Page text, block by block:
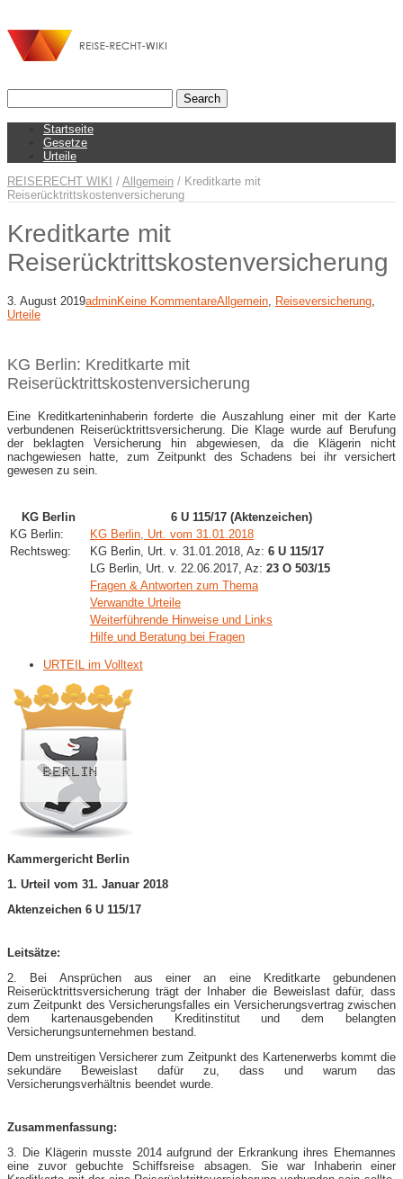
Startseite
Gesetze
Urteile
REISERECHT WIKI / Allgemein / Kreditkarte mit
Reiserücktrittskostenversicherung
Kreditkarte mit
Reiserücktrittskostenversicherung
3. August 2019adminKeine KommentareAllgemein Reiseversicherung
Urteile
KG Berlin: Kreditkarte mit
Reiserücktrittskostenversicherung
Eine Kreditkarteninhaberin forderte die Auszahlung einer mit der Karte
verbundenen Reiserücktrittsversicherung. Die Klage wurde auf Berufung
der beklagten Versicherung hin abgewiesen, da die Klägerin nicht
nachgewiesen hatte, zum Zeitpunkt des Schadens bei ihr versichert
gewesen zu sein.
KG Berlin
6 U 115/17 (Aktenzeichen)
KG Berlin:
KG Berlin, Urt. vom 31.01.2018
Rechtsweg:
KG Berlin, Urt. v. 31.01.2018, Az: 6 U 115/17
LG Berlin, Urt. v. 22.06.2017, Az: 23 O 503/15
Fragen & Antworten zum Thema
Verwandte Urteile
Weiterführende Hinweise und Links
Hilfe und Beratung bei Fragen
URTEIL im Volltext
Kammergericht Berlin
1. Urteil vom 31. Januar 2018
Aktenzeichen 6 U 115/17
Leitsätze:
2. Bei Ansprüchen aus einer an eine Kreditkarte gebundenen
Reiserücktrittsversicherung trägt der Inhaber die Beweislast dafür, dass
zum Zeitpunkt des Versicherungsfalles ein Versicherungsvertrag zwischen
dem kartenausgebenden Kreditinstitut und dem belangten
Versicherungsunternehmen bestand.
Dem unstreitigen Versicherer zum Zeitpunkt des Kartenerwerbs kommt die
sekundäre Beweislast dafür zu, dass und warum das
Versicherungsverhältnis beendet wurde.
Zusammenfassung:
3. Die Klägerin musste 2014 aufgrund der Erkrankung ihres Ehemannes
eine zuvor gebuchte Schiffsreise absagen. Sie war Inhaberin einer